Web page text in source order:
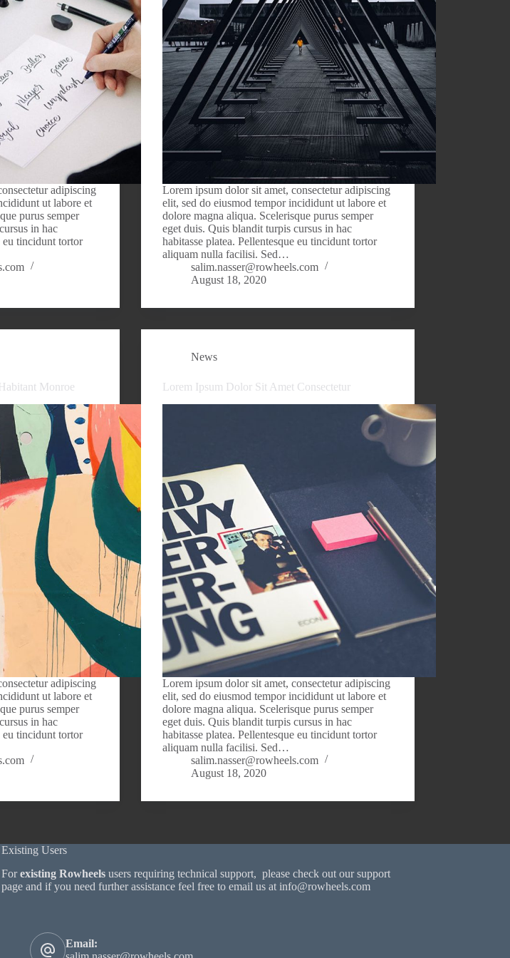
adipiscing
ut labore et
purus semper
in hac
eu tincidunt tortor
Lorem ipsum dolor sit amet, consectetur adipiscing
elit, sed do eiusmod tempor incididunt ut labore et
dolore magna aliqua. Scelerisque purus semper
eget duis. Quis blandit turpis cursus in hac
habitasse platea. Pellentesque eu tincidunt tortor
aliquam nulla facilisi. Sed…
salim.nasser@rowheels.com
August 18, 2020
Monroe
adipiscing
ut labore et
purus semper
in hac
eu tincidunt tortor
News
Lorem Ipsum Dolor Sit Amet Consectetur
Lorem ipsum dolor sit amet, consectetur adipiscing
elit, sed do eiusmod tempor incididunt ut labore et
dolore magna aliqua. Scelerisque purus semper
eget duis. Quis blandit turpis cursus in hac
habitasse platea. Pellentesque eu tincidunt tortor
aliquam nulla facilisi. Sed…
salim.nasser@rowheels.com
August 18, 2020
Existing Users
Forexisting Rowheelsusers requiring technical support, please check out our support
page and if you need further assistance feel free to email us at info@rowheels.com
Email: